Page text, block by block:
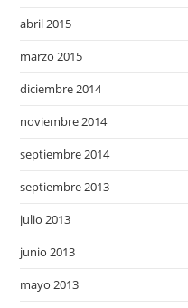
abril 2015
marzo 2015
diciembre 2014
noviembre 2014
septiembre 2014
septiembre 2013
julio 2013
junio 2013
mayo 2013